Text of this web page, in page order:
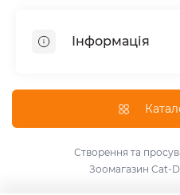
Вологий корм для котів
Сухий корм для собак
Сухий корм для котів
Паштет для собак
Інформація
Повернення та обмін
Умови використання
Знижки для
Створення та
Зоомагазин Cat-